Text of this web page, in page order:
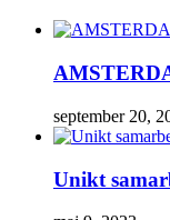
september 20,
Unikt